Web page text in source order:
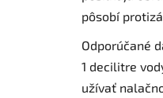
pôsobí
Odporúčané
1 decilitre
užívať